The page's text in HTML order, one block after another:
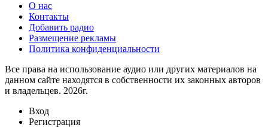
О нас
Контакты
Добавить радио
Размещение рекламы
Политика конфиденциальности
Все права на использование аудио или других материалов на
данном сайте находятся в собственности их законных авторов
и владельцев. 2026г.
Вход
Регистрация